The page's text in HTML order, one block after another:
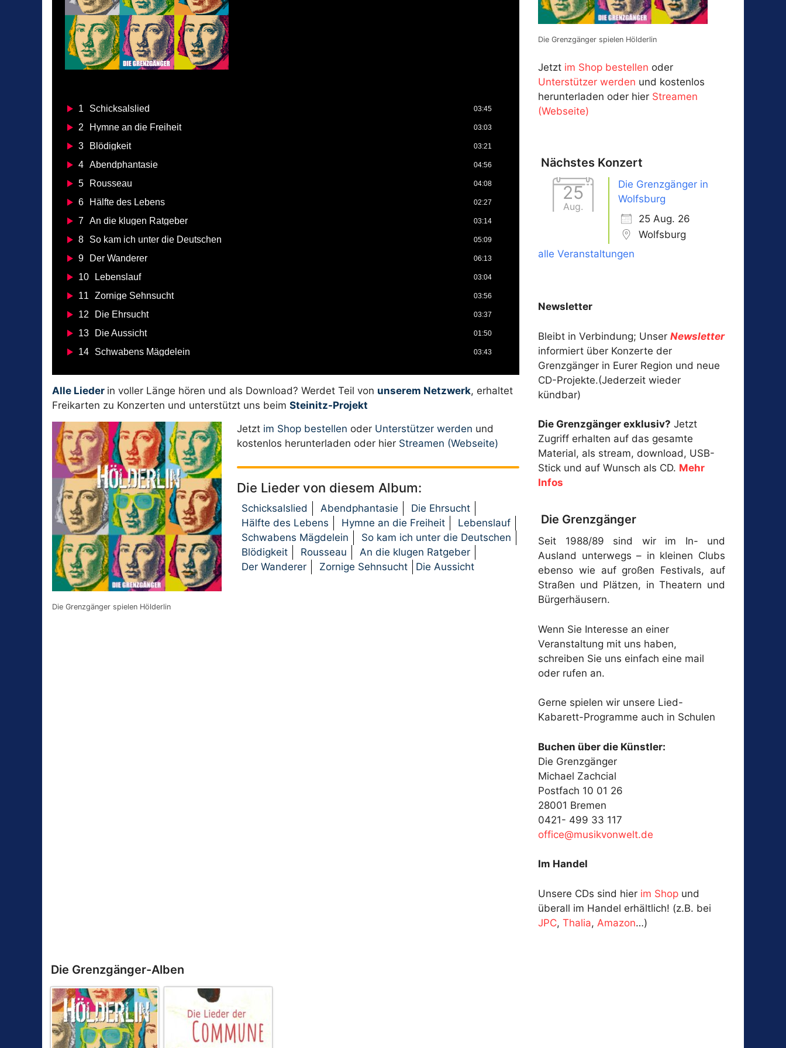
1 Schicksalslied 03:45
2 Hymne an die Freiheit 03:03
3 Blödigkeit 03:21
4 Abendphantasie 04:56
5 Rousseau 04:08
6 Hälfte des Lebens 02:27
7 An die klugen Ratgeber 03:14
8 So kam ich unter die Deutschen 05:09
9 Der Wanderer 06:13
10 Lebenslauf 03:04
11 Zornige Sehnsucht 03:56
12 Die Ehrsucht 03:37
13 Die Aussicht 01:50
14 Schwabens Mägdelein 03:43
Alle Lieder in voller Länge hören und als Download? Werdet Teil von unserem Netzwerk, erhaltet
Freikarten zu Konzerten und unterstützt uns beim Steinitz-Projekt
Die Grenzgänger spielen Hölderlin
Jetzt im Shop bestellen oder Unterstützer werden und
kostenlos herunterladen oder hier Streamen (Webseite)
Die Lieder von diesem Album:
Schicksalslied Abendphantasie
Die Ehrsucht
Hälfte des Lebens
Hymne an die Freiheit
Lebenslauf
Schwabens Mägdelein
So kam ich unter die Deutschen
Blödigkeit
Rousseau
An die klugen Ratgeber
Der Wanderer
Zornige Sehnsucht Die Aussicht
Die Grenzgänger spielen Hölderlin
Jetzt im Shop bestellen oder
Unterstützer werden und kostenlos
herunterladen oder hier Streamen
(Webseite)
Nächstes Konzert
25
Aug.
Die Grenzgänger in
Wolfsburg
25 Aug. 26
Wolfsburg
alle Veranstaltungen
Newsletter
Bleibt in Verbindung; Unser Newsletter
informiert über Konzerte der
Grenzgänger in Eurer Region und neue
CD-Projekte.(Jederzeit wieder
kündbar)
Die Grenzgänger exklusiv? Jetzt
Zugriff erhalten auf das gesamte
Material, als stream, download, USB-
Stick und auf Wunsch als CD. Mehr
Infos
Die Grenzgänger
Seit 1988/89 sind wir im In- und
Ausland unterwegs – in kleinen Clubs
ebenso wie auf großen Festivals, auf
Straßen und Plätzen, in Theatern und
Bürgerhäusern.
Wenn Sie Interesse an einer
Veranstaltung mit uns haben,
schreiben Sie uns einfach eine mail
oder rufen an.
Gerne spielen wir unsere Lied-
Kabarett-Programme auch in Schulen
Buchen über die Künstler:
Die Grenzgänger
Michael Zachcial
Postfach 10 01 26
28001 Bremen
0421- 499 33 117
ed.tl
ewnov
kisum
@ecif
fo
Im Handel
Unsere CDs sind hier im Shop und
überall im Handel erhältlich! (z.B. bei
JPC,Thalia, Amazon…)
Die Grenzgänger-Alben